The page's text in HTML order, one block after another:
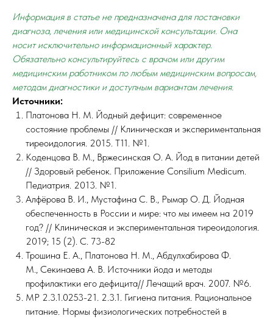
Информация в статье не предназначена для постановки
диагноза, лечения или медицинской консультации. Она
носит исключительно информационный характер.
Обязательно консультируйтесь с врачом или другим
медицинским работником по любым медицинским вопросам,
методам диагностики и доступным вариантам лечения.
Источники:
Платонова Н. М. Йодный дефицит: современное
состояние проблемы // Клиническая и экспериментальная
тиреоидология. 2015. Т11. №1.
Коденцова В. М., Вржесинская О. А. Йод в питании детей
// Здоровый ребенок. Приложение Consilium Medicum.
Педиатрия. 2013. №1.
Алфёрова В. И., Мустафина С. В., Рымар О. Д. Йодная
обеспеченность в России и мире: что мы имеем на 2019
год? // Клиническая и экспериментальная тиреоидология.
2019; 15 (2). С. 73-82
Трошина Е. А., Платонова Н. М., Абдулхабирова Ф.
М., Секинаева А. В. Источники йода и методы
профилактики его дефицита// Лечащий врач. 2007. №6.
МР 2.3.1.0253-21. 2.3.1. Гигиена питания. Рациональное
питание. Нормы физиологических потребностей в